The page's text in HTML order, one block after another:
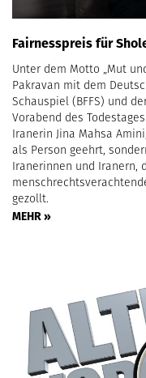
Fairnesspreis für
Unter dem Motto „Mut
Pakravan mit dem
Schauspiel (BFFS) und
Vorabend des
Iranerin Jina Mahsa
als Person geehrt,
Iranerinnen und Iranern,
gezollt.
MEHR »